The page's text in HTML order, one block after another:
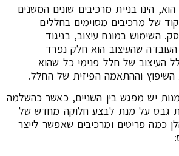
הינו בניית מרכיבים שונים המשנים
של מרכיבים מסוימים בחללים
השימוש במונח עיצוב, בניגוד
שהעיצוב הוא חלק נפרד
העיצוב של חלל פנימי כל שהוא
וההתאמה הפיזית של החלל.
יש מפגש בין השניים, כאשר כהשלמה
גבס על מנת לבצע חלוקה מחדש של
כמה פריטים ומרכיבים שאפשר לייצר